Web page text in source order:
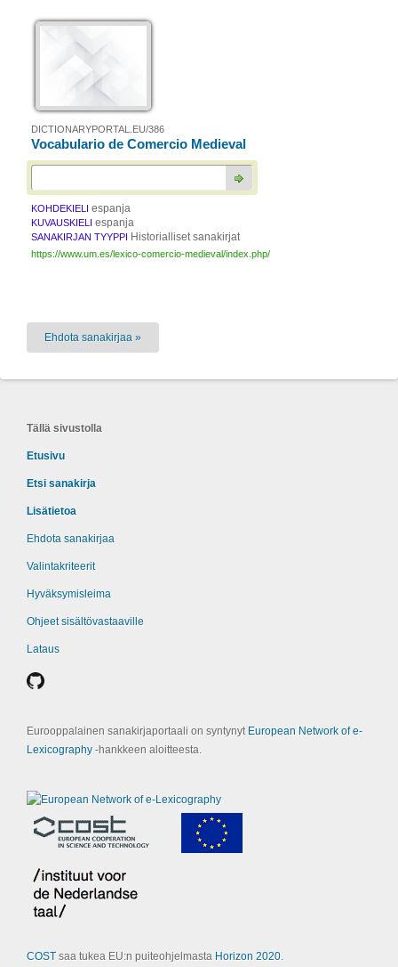
DICTIONARYPORTAL.EU/386
Vocabulario de Comercio Medieval
KOHDEKIELI espanja
KUVAUSKIELI espanja
SANAKIRJAN TYYPPI Historialliset sanakirjat
https://www.um.es/lexico-comercio-medieval/index.php/
Ehdota sanakirjaa »
Tällä sivustolla
Etusivu
Etsi sanakirja
Lisätietoa
Ehdota sanakirjaa
Valintakriteerit
Hyväksymisleima
Ohjeet sisältövastaaville
Lataus
Eurooppalainen sanakirjaportaali on syntynyt European Network of e-
Lexicography ‑hankkeen aloitteesta.
COSTsaa tukea EU:n puiteohjelmasta Horizon 2020.